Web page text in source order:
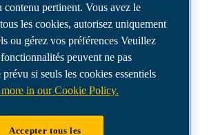
contenu pertinent. Vous avez le
les cookies, autorisez uniquement
ou gérez vos préférences Veuillez
peuvent ne pas
si seuls les cookies essentiels
in our Cookie Policy.
Accepter tous les